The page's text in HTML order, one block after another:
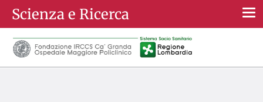
Scienza e Ricerca